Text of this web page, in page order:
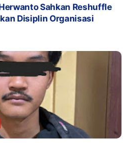
Sahkan Reshuffle
Disiplin Organisasi